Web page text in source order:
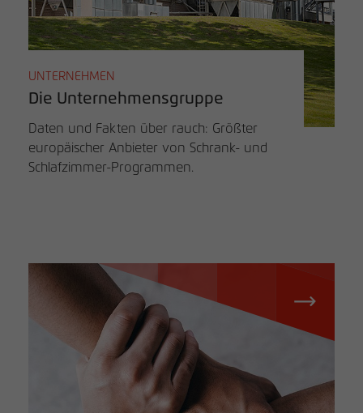
UNTERNEHMEN
Die Unternehmensgruppe
Daten und Fakten über rauch: Größter
europäischer Anbieter von Schrank- und
Schlafzimmer-Programmen.